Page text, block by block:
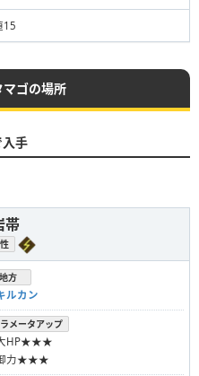
15
ゴの場所
手
帯
地方
ルカン
メータアップ
HP★★★
力★★★